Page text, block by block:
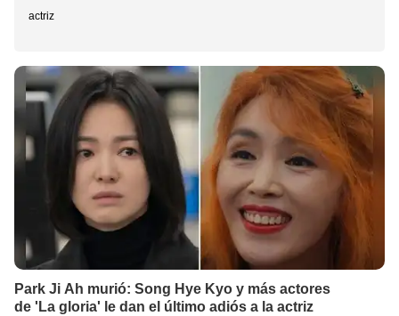
actriz
Park Ji Ah murió: Song Hye Kyo y más actores
de 'La gloria' le dan el último adiós a la actriz